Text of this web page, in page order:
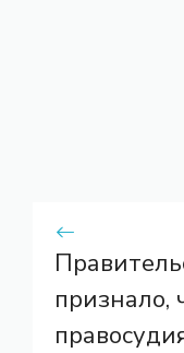
признало,